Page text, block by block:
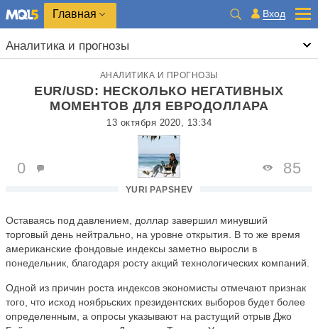
Главная Вход
Аналитика и прогнозы
АНАЛИТИКА И ПРОГНОЗЫ
EUR/USD: НЕСКОЛЬКО НЕГАТИВНЫХ
МОМЕНТОВ ДЛЯ ЕВРОДОЛЛАРА
13 октября 2020, 13:34
YURI PAPSHEV
0 85
Оставаясь под давлением, доллар завершил минувший
торговый день нейтрально, на уровне открытия. В то же время
американские фондовые индексы заметно выросли в
понедельник, благодаря росту акций технологических компаний.
Одной из причин роста индексов экономисты отмечают признак
того, что исход ноябрьских президентских выборов будет более
определенным, а опросы указывают на растущий отрыв Джо